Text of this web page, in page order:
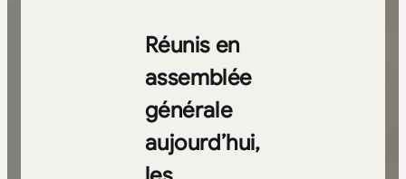
Réunis en
assemblée
générale
aujourd’hui,